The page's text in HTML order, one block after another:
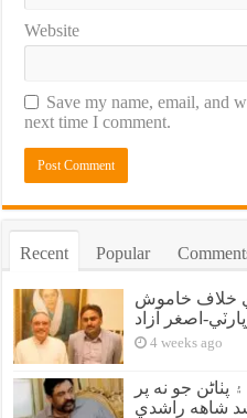
Website
Save my name, email, and
next time I comment.
Recent Popular
خلاف خاموش
اصغر آزاد
4 weeks ago
جو نه پر
شاهه راشدي